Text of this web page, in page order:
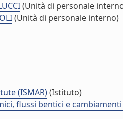
(Unità di personale
(Unità di personale interno)
(ISMAR)(Istituto)
flussi bentici e cambiamenti